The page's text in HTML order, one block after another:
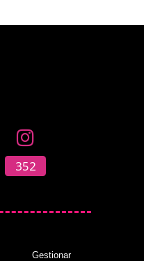
352
Gestionar